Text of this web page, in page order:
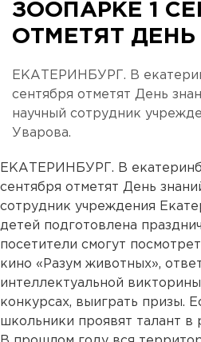
ЗООПАРКЕ 1
ОТМЕТЯТ ДЕНЬ
ЕКАТЕРИНБУРГ. В
сентября отметят День
научный сотрудник
Уварова.
ЕКАТЕРИНБУРГ. В
сентября отметят День
сотрудник учреждения
детей подготовлена
посетители смогут
кино «Разум животных»,
интеллектуальной
конкурсах, выиграть призы.
школьники проявят талант в